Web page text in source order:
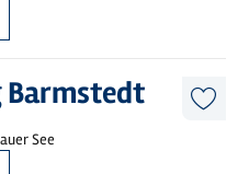
Barmstedt
See